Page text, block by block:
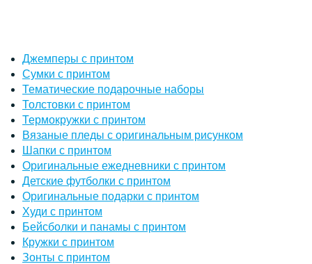
Джемперы с принтом
Сумки с принтом
Тематические подарочные наборы
Толстовки с принтом
Термокружки с принтом
Вязаные пледы с оригинальным рисунком
Шапки с принтом
Оригинальные ежедневники с принтом
Детские футболки с принтом
Оригинальные подарки с принтом
Худи с принтом
Бейсболки и панамы с принтом
Кружки с принтом
Зонты с принтом